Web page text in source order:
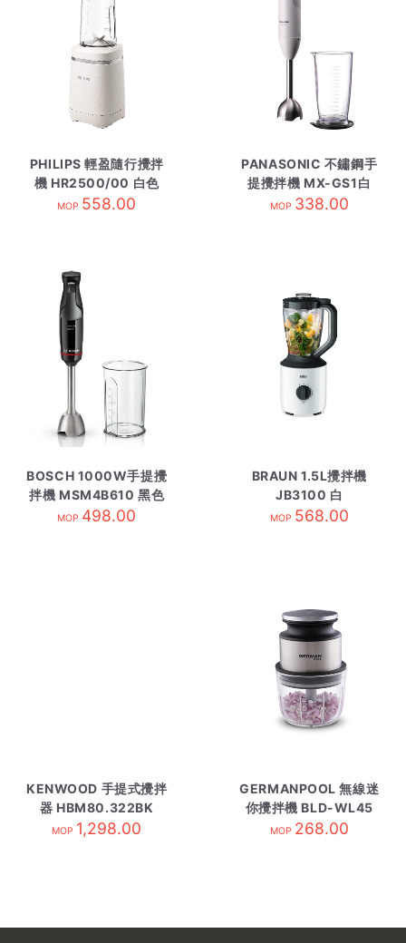
PHILIPS 輕盈隨行攪拌
機 HR2500/00 白色
MOP 558.00
PANASONIC 不鏽鋼手
提攪拌機 MX-GS1白
MOP 338.00
BOSCH 1000W手提攪
拌機 MSM4B610 黑色
MOP 498.00
BRAUN 1.5L攪拌機
JB3100 白
MOP 568.00
KENWOOD 手提式攪拌
器 HBM80.322BK
MOP 1,298.00
GERMANPOOL 無線迷
你攪拌機 BLD-WL45
MOP 268.00